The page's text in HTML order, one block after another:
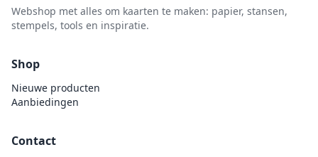
Webshop met alles om kaarten te maken: papier, stansen,
stempels, tools en inspiratie.
Shop
Nieuwe producten
Aanbiedingen
Contact